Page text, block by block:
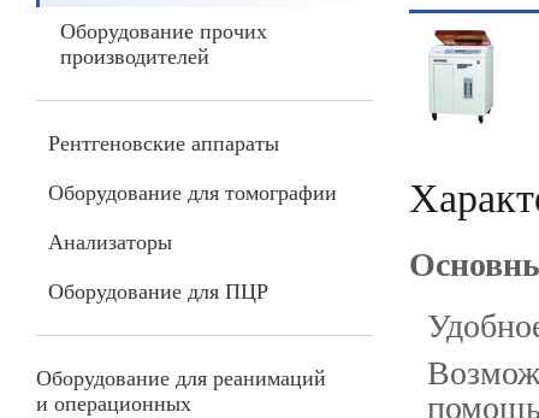
Оборудование прочих
производителей
Рентгеновские аппараты
Оборудование для томографии
Анализаторы
Оборудование для ПЦР
Оборудование для реанимаций
и операционных